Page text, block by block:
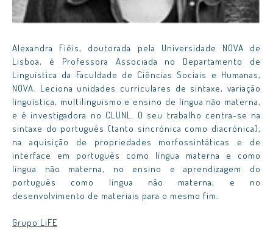
Alexandra Fiéis, doutorada pela Universidade NOVA de
Lisboa, é Professora Associada no Departamento de
Linguística da Faculdade de Ciências Sociais e Humanas,
NOVA. Leciona unidades curriculares de sintaxe, variação
linguística, multilinguismo e ensino de língua não materna,
e é investigadora no CLUNL. O seu trabalho centra-se na
sintaxe do português (tanto sincrónica como diacrónica),
na aquisição de propriedades morfossintáticas e de
interface em português como língua materna e como
língua não materna, no ensino e aprendizagem do
português como língua não materna, e no
desenvolvimento de materiais para o mesmo fim.
Grupo LiFE